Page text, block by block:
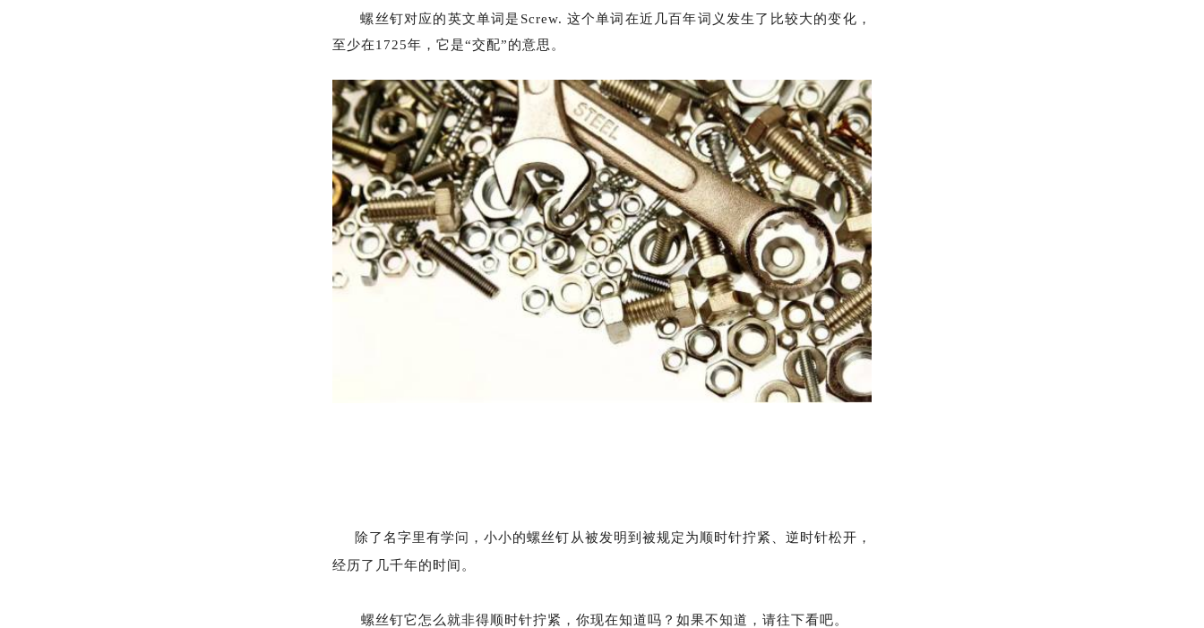
螺丝钉对应的英文单词是 Screw. 这个单词在近几百年词义发生了比较大的变化，
至少在1725年，它是“交配”的意思。
除了名字里有学问，小小的螺丝钉从被发明到被规定为顺时针拧紧、逆时针松开，
经历了几千年的时间。
螺丝钉它怎么就非得顺时针拧紧，你现在知道吗？如果不知道，请往下看吧。